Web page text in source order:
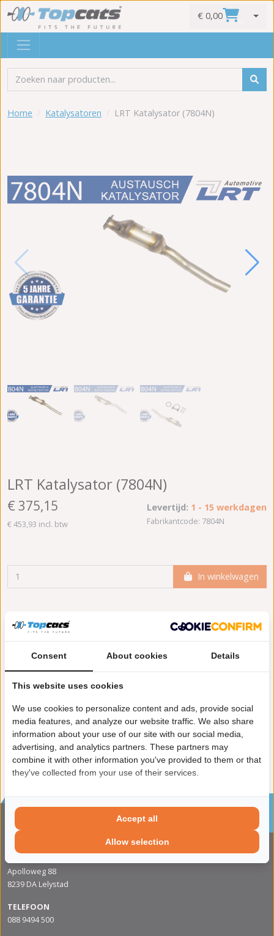
€ 0,00
Home Katalysatoren LRT Katalysator (7804N)
LRT Katalysator (7804N)
€ 375,15
€ 453,93 incl. btw
Levertijd: 1 - 15 werkdagen
Fabrikantcode: 7804N
In winkelwagen
Meer informatie
montagemateriaal
Conform EG/ECE:
Sinds 2002 de specialist in katalysatoren en
CONTACTGEGVENS
Apolloweg 88
8239 DA Lelystad
TELEFOON
088 9494 500
Consent About cookies Details
This website uses cookies
We use cookies to personalize content and ads, provide social
media features, and analyze our website traffic. We also share
information about your use of our site with our social media,
advertising, and analytics partners. These partners may
combine it with other information you've provided to them or that
they've collected from your use of their services.
Allow selection
Accept all